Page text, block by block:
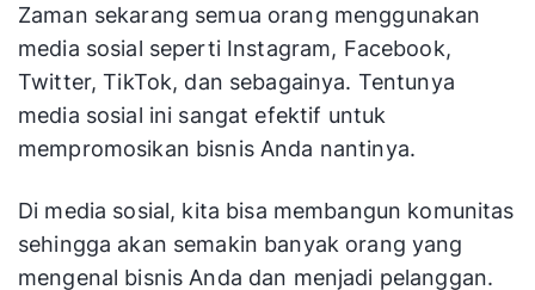
Zaman sekarang semua orang menggunakan
media sosial seperti Instagram, Facebook,
Twitter, TikTok, dan sebagainya. Tentunya
media sosial ini sangat efektif untuk
mempromosikan bisnis Anda nantinya.
Di media sosial, kita bisa membangun komunitas
sehingga akan semakin banyak orang yang
mengenal bisnis Anda dan menjadi pelanggan.